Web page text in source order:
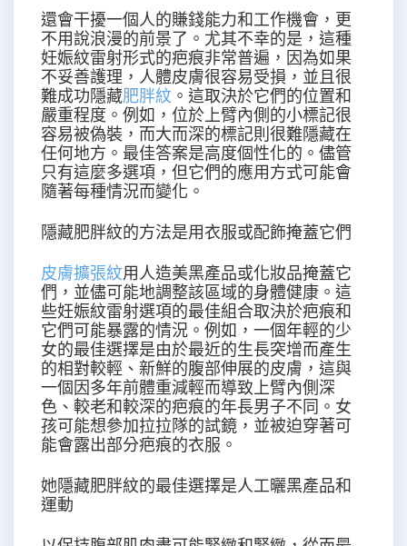
還會干擾一個人的賺錢能力和工作機會，更
不用說浪漫的前景了。尤其不幸的是，這種
妊娠紋雷射形式的疤痕非常普遍，因為如果
不妥善護理，人體皮膚很容易受損，並且很
難成功隱藏肥胖紋 。這取決於它們的位置和
嚴重程度。例如，位於上臂內側的小標記很
容易被偽裝，而大而深的標記則很難隱藏在
任何地方。最佳答案是高度個性化的。儘管
只有這麼多選項，但它們的應用方式可能會
隨著每種情況而變化。
隱藏肥胖紋的方法是用衣服或配飾掩蓋它們
皮膚擴張紋用人造美黑產品或化妝品掩蓋它
們，並儘可能地調整該區域的身體健康。這
些妊娠紋雷射選項的最佳組合取決於疤痕和
它們可能暴露的情況。例如，一個年輕的少
女的最佳選擇是由於最近的生長突增而產生
的相對較輕、新鮮的腹部伸展的皮膚，這與
一個因多年前體重減輕而導致上臂內側深
色、較老和較深的疤痕的年長男子不同。女
孩可能想參加拉拉隊的試鏡，並被迫穿著可
能會露出部分疤痕的衣服。
她隱藏肥胖紋的最佳選擇是人工曬黑產品和
運動